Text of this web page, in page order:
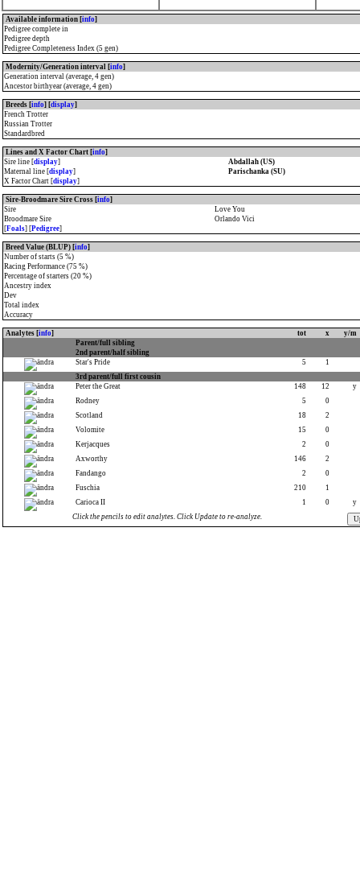
Available information [info]
Pedigree complete in
Pedigree depth
Pedigree Completeness Index (5 gen)
Modernity/Generation interval [info]
Generation interval (average, 4 gen)
Ancestor birthyear (average, 4 gen)
Breeds [info] [display]
French Trotter
Russian Trotter
Standardbred
Lines and X Factor Chart [info]
Sire line [display]
Abdallah (US)
Maternal line [display]
Parischanka (SU)
X Factor Chart [display]
Sire-Broodmare Sire Cross [info]
Sire
Love You
Broodmare Sire
Orlando Vici
[Foals] [Pedigree]
Breed Value (BLUP) [info]
Number of starts (5 %)
Racing Performance (75 %)
Percentage of starters (20 %)
Ancestry index
Dev
Total index
Accuracy
Analytes [info] tot x
y/m
Parent/full sibling
2nd parent/half sibling
Star's Pride
5
1
3rd parent/full first cousin
Peter the Great
148 12
y
Rodney
5
0
Scotland
18
2
Volomite
15
0
Kerjacques
2
0
Axworthy
146
2
Fandango
2
0
Fuschia
210
1
Carioca II
1 0
y
Click the pencils to edit analytes. Click Update to re-analyze.